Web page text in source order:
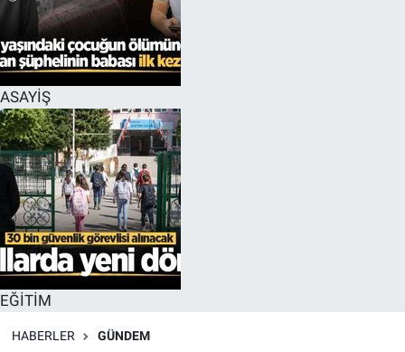
ASAYİŞ
EĞİTİM
HABERLER GÜNDEM
EĞİTİM
ÖZEL HABER
HALK54 PANORAMA